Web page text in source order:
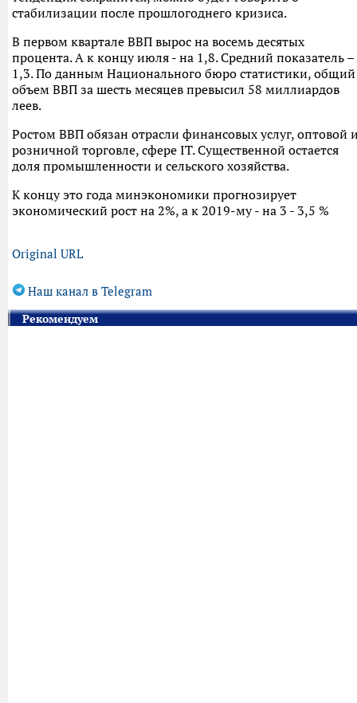
стабилизации после прошлогоднего кризиса.
В первом квартале ВВП вырос на восемь десятых
процента. А к концу июля - на 1,8. Средний показатель –
1,3. По данным Национального бюро статистики, общий
объем ВВП за шесть месяцев превысил 58 миллиардов
леев.
Ростом ВВП обязан отрасли финансовых услуг, оптовой
розничной торговле, сфере IT. Существенной остается
доля промышленности и сельского хозяйства.
К концу это года минэкономики прогнозирует
экономический рост на 2%, а к 2019-му - на 3 - 3,5 %
Original URL
Наш канал в Telegram
Рекомендуем